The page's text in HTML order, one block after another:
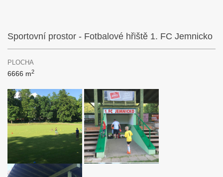
Sportovní prostor - Fotbalové hřiště 1. FC Jemnicko
PLOCHA
6666 m2